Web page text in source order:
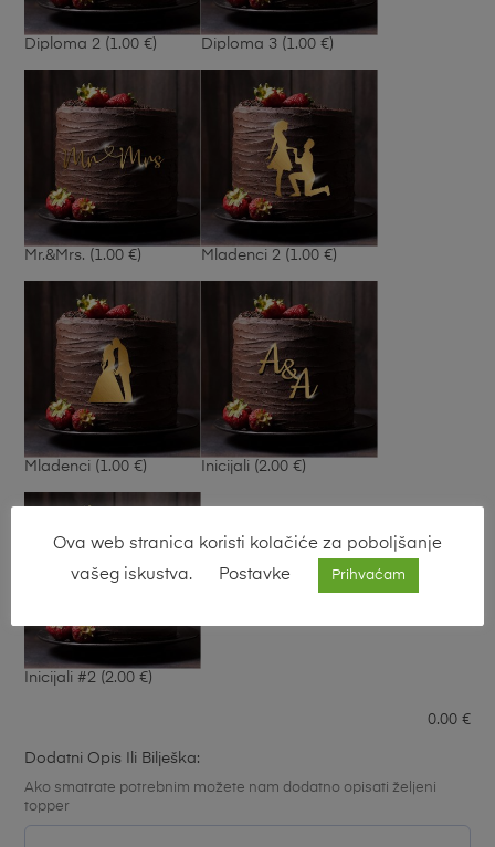
Diploma 2 (1.00 €) Diploma 3 (1.00 €)
Mr.&Mrs. (1.00 €) Mladenci 2 (1.00 €)
Mladenci (1.00 €) Inicijali (2.00 €)
Inicijali #2 (2.00 €)
0.00 €
Dodatni Opis Ili Bilješka:
Ako smatrate potrebnim možete nam dodatno opisati željeni
topper
Ova web stranica koristi kolačiće za poboljšanje
vašeg iskustva.
Postavke Prihvaćam